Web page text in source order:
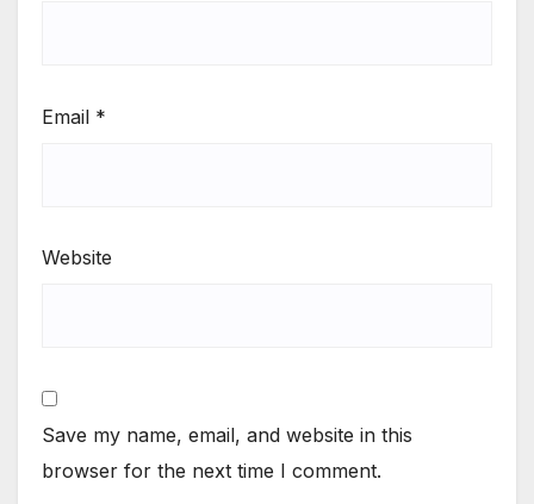
Email *
Website
Save my name, email, and website in this
browser for the next time I comment.